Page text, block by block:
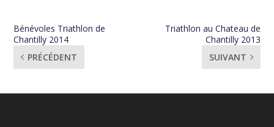
Bénévoles Triathlon de
Chantilly 2014
PRÉCÉDENT
Triathlon au Chateau de
Chantilly 2013
SUIVANT